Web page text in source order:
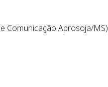
Comunicação Aprosoja/MS)